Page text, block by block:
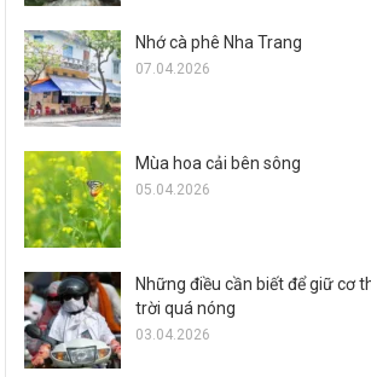
Nhớ cà phê Nha Trang
07.04.2026
Mùa hoa cải bên sông
05.04.2026
Những điều cần biết để giữ cơ
trời quá nóng
03.04.2026